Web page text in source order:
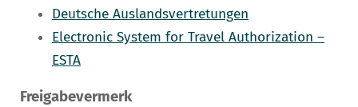
Deutsche Auslandsvertretungen
Electronic System for Travel Authorization –
ESTA
Freigabevermerk